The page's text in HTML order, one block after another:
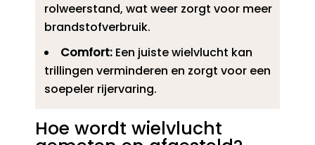
rolweerstand, wat weer zorgt voor meer
brandstofverbruik.​
Comfort:Een juiste wielvlucht kan
trillingen verminderen en zorgt voor een
soepeler rijervaring.​
Hoe wordt wielvlucht